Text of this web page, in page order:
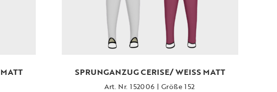
SPRUNGANZUG CERISE/ WEISS MATT
Art. Nr. 152006 | Größe 152